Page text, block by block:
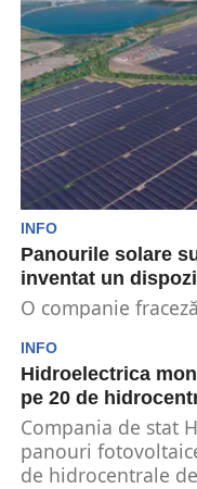
INFO
Panourile solare
inventat un
O companie
monta...
INFO
Hidroelectrica
pe 20 de
Compania de stat
panouri
de hidrocentrale